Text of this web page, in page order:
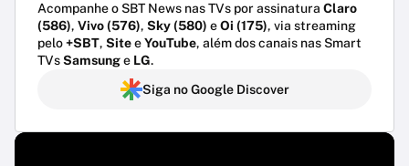
Acompanhe o SBT News nas TVs por assinatura Claro
(586), Vivo (576), Sky (580) eOi (175), via streaming
pelo+SBT, SiteeYouTube, além dos canais nas Smart
TVsSamsunge LG.
Siga no Google Discover